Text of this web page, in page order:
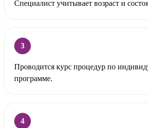
Специалист учитывает возраст и
3
Проводится курс процедур по
программе.
4